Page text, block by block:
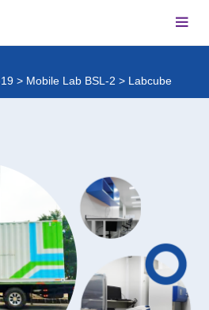
> Mobile Lab BSL-2 > Labcube